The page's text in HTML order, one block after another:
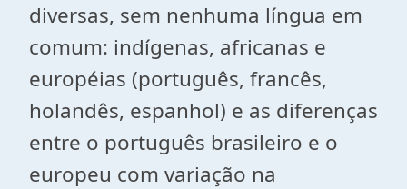
diversas, sem nenhuma língua em
comum: indígenas, africanas e
européias (português, francês,
holandês, espanhol) e as diferenças
entre o português brasileiro e o
europeu com variação na